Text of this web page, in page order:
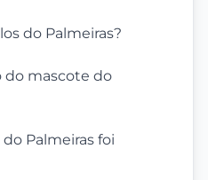
do Palmeiras?
do mascote do
Palmeiras foi